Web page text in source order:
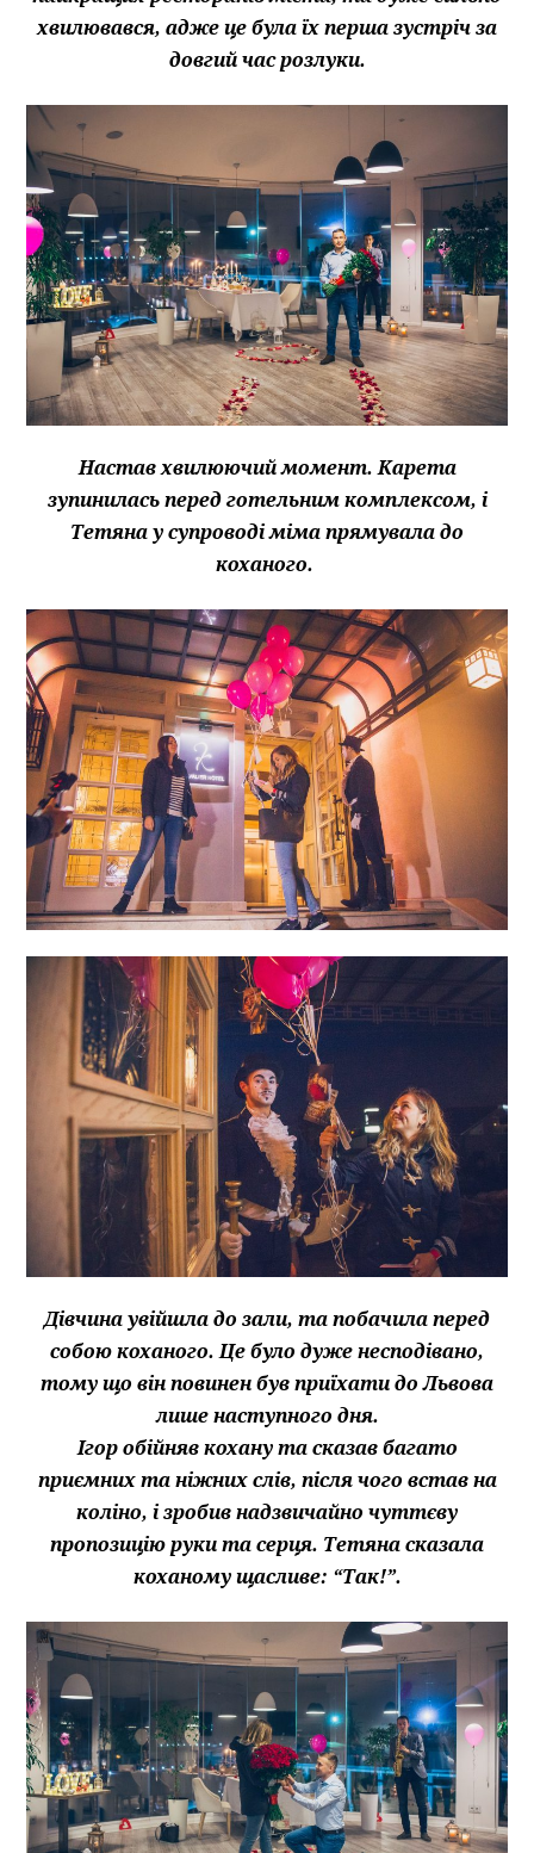
хвилювався, адже це була їх перша зустріч за
довгий час розлуки.
Настав хвилюючий момент. Карета
зупинилась перед готельним комплексом, і
Тетяна у супроводі міма прямувала до
коханого.
Дівчина увійшла до зали, та побачила перед
собою коханого. Це було дуже несподівано,
тому що він повинен був приїхати до Львова
лише наступного дня.
Ігор обійняв кохану та сказав багато
приємних та ніжних слів, після чого встав на
коліно, і зробив надзвичайно чуттєву
пропозицію руки та серця. Тетяна сказала
коханому щасливе: “Так!”.